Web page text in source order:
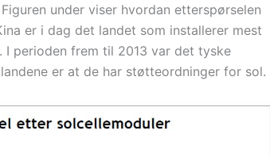
under viser hvordan etterspørselen
er i dag det landet som installerer mest
perioden frem til 2013 var det tyske
er at de har støtteordninger for sol.